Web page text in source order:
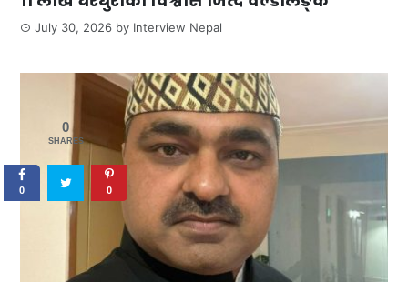
July 30, 2026 by Interview Nepal
0
SHARES
0 0